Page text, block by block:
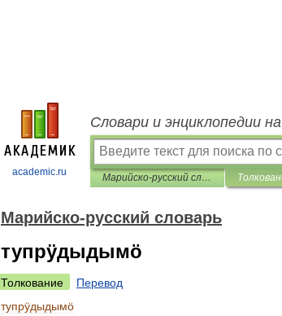
academic.ru
Словари и энциклопедии
Марийско-русский словарь
Марийско-русский словарь
тупрӱдыдымӧ
Толкование
Перевод
тупрӱдыдымӧ